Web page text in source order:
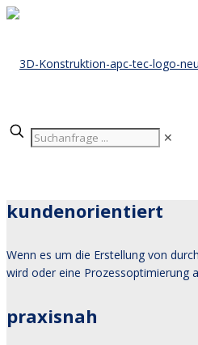
✕
kundenorientiert
Wenn es um die Erstellung von
wird oder eine Prozessoptimierung
praxisnah